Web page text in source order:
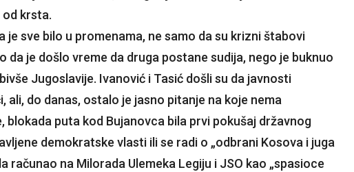
krsta.
je sve bilo u promenama, ne samo da su krizni štabovi
da je došlo vreme da druga postane sudija, nego je buknuo
Jugoslavije. Ivanović i Tasić došli su da javnosti
ali, do danas, ostalo je jasno pitanje na koje nema
blokada puta kod Bujanovca bila prvi pokušaj državnog
demokratske vlasti ili se radi o „odbrani Kosova i juga
računao na Milorada Ulemeka Legiju i JSO kao „spasioce